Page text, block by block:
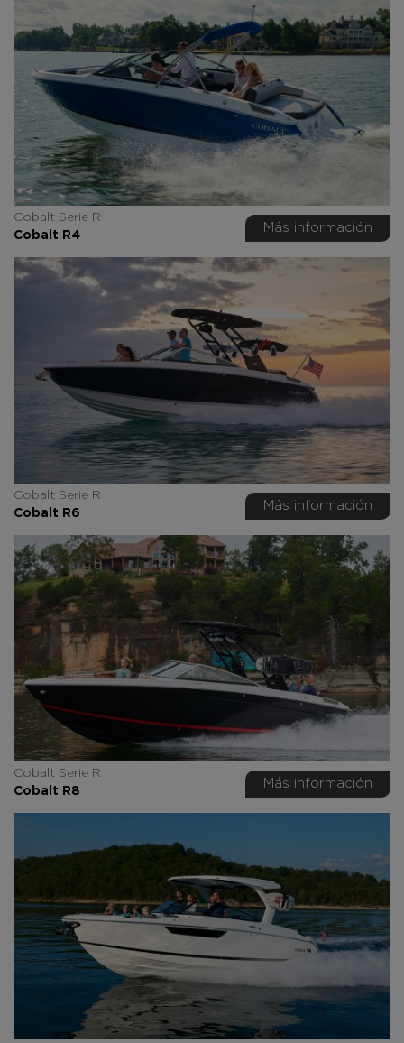
Cobalt Serie R
Cobalt R4
Más información
Cobalt Serie R
Cobalt R6
Más información
Cobalt Serie R
Cobalt R8
Más información